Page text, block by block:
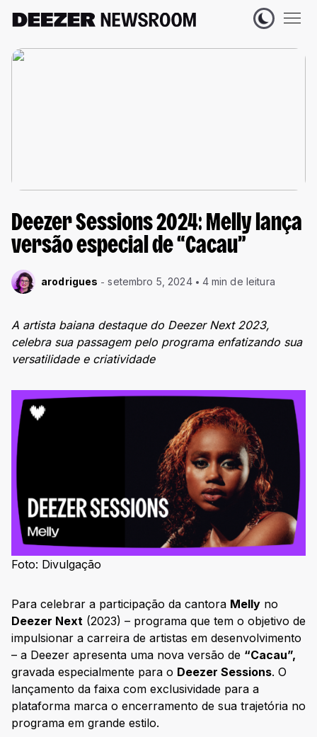
Deezer Sessions 2024: Melly lança
versão especial de “Cacau”
arodrigues setembro 5, 2024 4 min de leitura
A artista baiana destaque do Deezer Next 2023,
celebra sua passagem pelo programa enfatizando sua
versatilidade e criatividade
Foto: Divulgação
Para celebrar a participação da cantora Melly no
Deezer Next (2023) – programa que tem o objetivo de
impulsionar a carreira de artistas em desenvolvimento
– a Deezer apresenta uma nova versão de “Cacau”,
gravada especialmente para o Deezer Sessions. O
lançamento da faixa com exclusividade para a
plataforma marca o encerramento de sua trajetória no
programa em grande estilo.